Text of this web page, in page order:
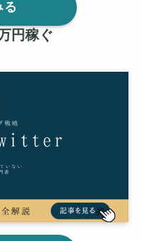
る
円稼ぐ